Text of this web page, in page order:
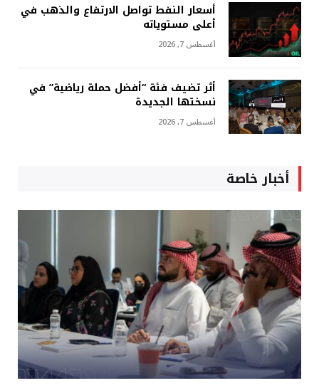
أسعار النفط تواصل الارتفاع والذهب في
أعلى مستوياته
أغسطس 7, 2026
أثر تضيف فئة “أفضل حملة رياضية” في
نسختها الجديدة
أغسطس 7, 2026
أخبار خاصة